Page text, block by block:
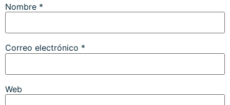
Nombre *
Correo electrónico *
Web